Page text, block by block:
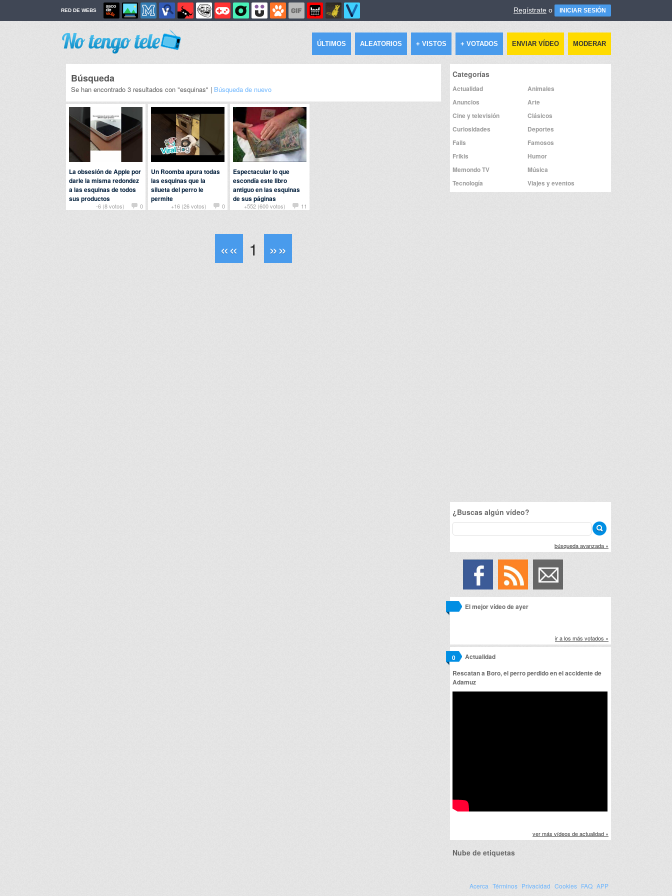
RED DE WEBS Regístrate o INICIAR SESIÓN
ÚLTIMOS ALEATORIOS + VISTOS + VOTADOS ENVIAR VÍDEO MODERAR
Búsqueda
Se han encontrado 3 resultados con "esquinas" | Búsqueda de nuevo
-6 (8 votos) 0
La obsesión de Apple por
darle la misma redondez
a las esquinas de todos
sus productos
Pormanilagorilaen
+16 (26 votos) 0
Un Roomba apura todas
las esquinas que la
silueta del perro le
permite
PorbobobobsenAnimales
+552 (600 votos) 11
Espectacular lo que
escondía este libro
antiguo en las esquinas
de sus páginas
PoranjevaenArte
«« 1 »»
Categorías
Actualidad
Animales
Anuncios
Arte
Cine y televisión
Clásicos
Curiosidades
Deportes
Fails
Famosos
Frikis
Humor
Memondo TV
Música
Tecnología
Viajes y eventos
¿Buscas algún vídeo?
búsqueda avanzada »
El mejor vídeo de ayer
ir a los más votados »
Actualidad
0
Rescatan a Boro, el perro perdido en el accidente de
Adamuz
ver más vídeos de actualidad »
Nube de etiquetas
Acerca Términos Privacidad Cookies FAQ APP